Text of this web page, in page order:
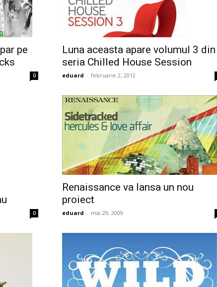
pe
0
Luna aceasta apare volumul 3 din
seria Chilled House Session
eduard - februarie 2, 2012
0
Renaissance va lansa un nou
proiect
eduard - mai 29, 2009